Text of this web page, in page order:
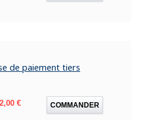
de paiement tiers
Prix
2,00 € COMMANDER